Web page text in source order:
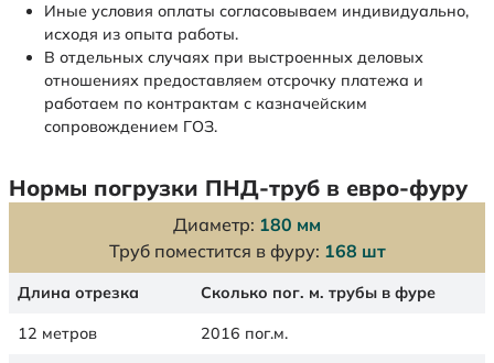
Иные условия оплаты согласовываем индивидуально,
исходя из опыта работы.
В отдельных случаях при выстроенных деловых
отношениях предоставляем отсрочку платежа и
работаем по контрактам с казначейским
сопровождением ГОЗ.
Нормы погрузки ПНД-труб в евро-фуру
Диаметр: 180 мм
Труб поместится в фуру: 168 шт
Длина отрезка Сколько пог. м. трубы в фуре
12 метров 2016 пог.м.